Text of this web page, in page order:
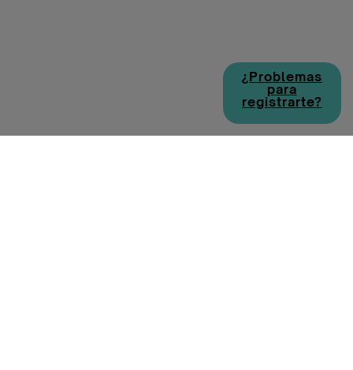
¿Problemas
para
registrarte?